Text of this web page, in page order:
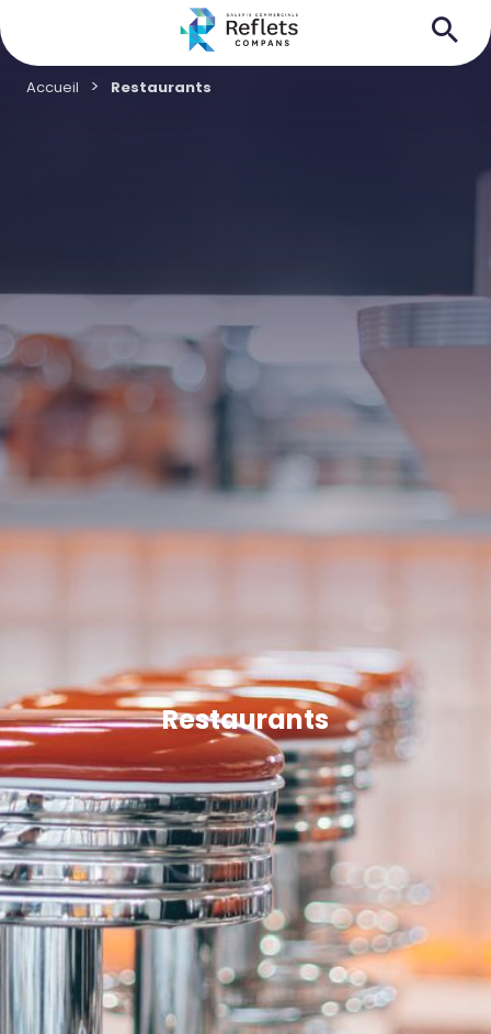
Accueil Restaurants
Restaurants